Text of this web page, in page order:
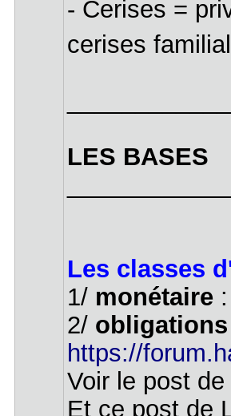
- Cerises =
cerises
LES BASES
Les classes
1/ monétaire
2/ obligations
https://
Voir le post
Et ce post de